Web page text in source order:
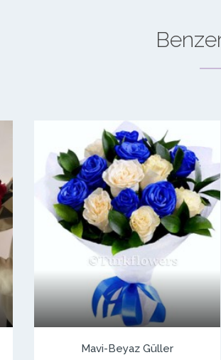
Mavi-Beyaz Güller